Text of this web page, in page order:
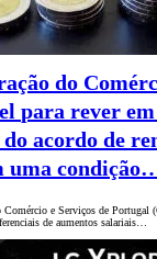
do
para rever
acordo de
uma
Comércio e Serviços de Portugal
de aumentos salariais…